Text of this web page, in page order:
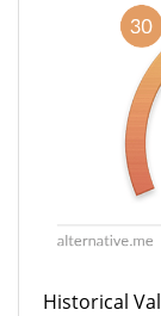
Historical